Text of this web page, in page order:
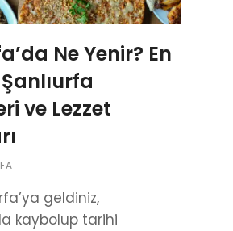
Ne Yenir? En
ve Lezzet
geldiniz,
kaybolup tarihi